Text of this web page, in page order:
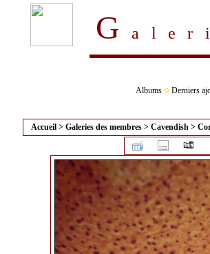
G
Albums
Derniers
Accueil > Galeries des membres > Cavendish >